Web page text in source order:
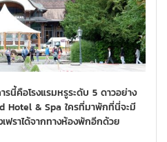
นี้คือโรงแรมหรูระดับ 5 ดาวอย่าง
Hotel & Spa ใครที่มาพักที่นี่จะมี
ฟราได้จากทางห้องพักอีกด้วย